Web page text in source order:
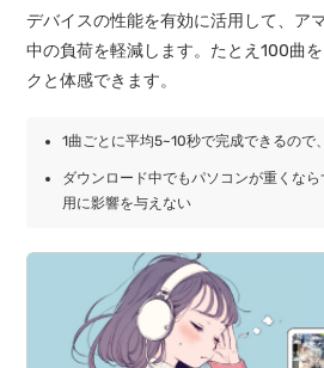
デバイスの性能を有効に活用して、ア
中の負荷を軽減します。たとえ100曲
クと体感できます。
1曲ごとに平均5~10秒で完成できるので
ダウンロード中でもパソコンが重くな
用に影響を与えない